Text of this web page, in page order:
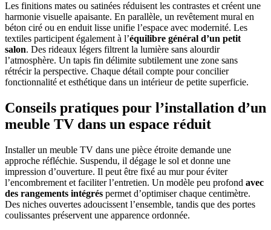
Les finitions mates ou satinées réduisent les contrastes et créent une
harmonie visuelle apaisante. En parallèle, un revêtement mural en
béton ciré ou en enduit lisse unifie l’espace avec modernité. Les
textiles participent également à l’équilibre général d’un petit
salon. Des rideaux légers filtrent la lumière sans alourdir
l’atmosphère. Un tapis fin délimite subtilement une zone sans
rétrécir la perspective. Chaque détail compte pour concilier
fonctionnalité et esthétique dans un intérieur de petite superficie.
Conseils pratiques pour l’installation d’un
meuble TV dans un espace réduit
Installer un meuble TV dans une pièce étroite demande une
approche réfléchie. Suspendu, il dégage le sol et donne une
impression d’ouverture. Il peut être fixé au mur pour éviter
l’encombrement et faciliter l’entretien. Un modèle peu profond avec
des rangements intégrés permet d’optimiser chaque centimètre.
Des niches ouvertes adoucissent l’ensemble, tandis que des portes
coulissantes préservent une apparence ordonnée.